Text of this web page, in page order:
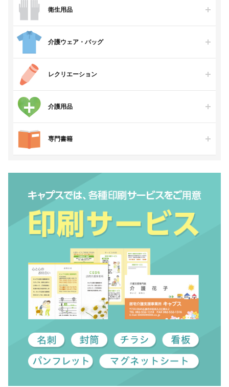
衛生用品
介護ウェア・バッグ
レクリエーション
介護用品
専門書籍